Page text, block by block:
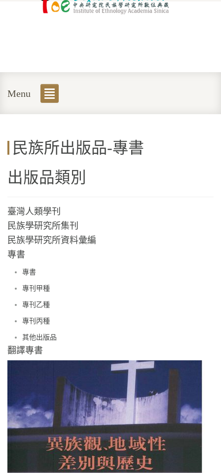
Menu
民族所出版品-專書
出版品類別
臺灣人類學刊
民族學研究所集刊
民族學研究所資料彙編
專書
專書
專刊甲種
專刊乙種
專刊丙種
其他出版品
翻譯專書